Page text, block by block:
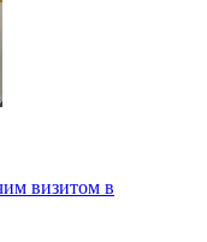
визитом в